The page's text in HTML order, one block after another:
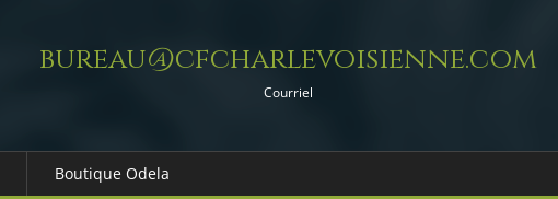
bureau@cfcharlevoisienne.com
Courriel
Boutique Odela